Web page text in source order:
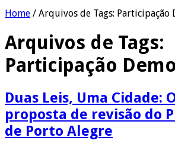
Home / Arquivos de Tags: Participação
Arquivos de Tags:
Participação
Duas Leis, Uma Cidade:
proposta de revisão do
de Porto Alegre